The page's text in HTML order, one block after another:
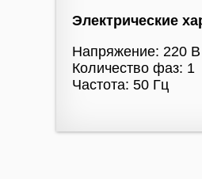
Электрические
Напряжение: 220 В
Количество фаз: 1
Частота: 50 Гц